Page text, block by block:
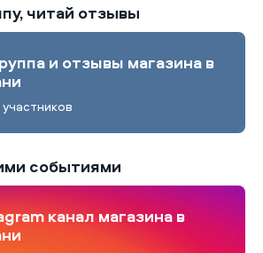
читай отзывы
и отзывы магазина в
участников
событиями
канал магазина в